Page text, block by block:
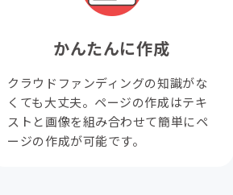
かんたんに作成
クラウドファンディングの知識がな
くても大丈夫。ページの作成はテキ
ストと画像を組み合わせて簡単にペ
ージの作成が可能です。